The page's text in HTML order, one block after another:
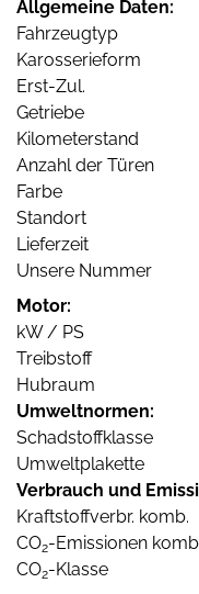
Allgemeine Daten:
Fahrzeugtyp
Karosserieform
Erst-Zul.
Getriebe
Kilometerstand
Anzahl der Türen
Farbe
Standort
Lieferzeit
Unsere Nummer
Motor:
kW / PS
Treibstoff
Hubraum
Umweltnormen:
Schadstoffklasse
Umweltplakette
Verbrauch und
Kraftstoffverbr. komb.
CO2-Emissionen
CO2-Klasse